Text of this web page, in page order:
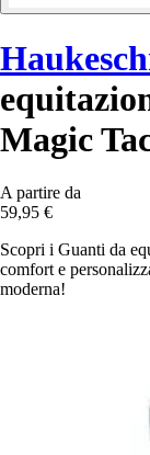
Magic
A partire da
59,95 €
Scopri i Guanti da
comfort e
moderna!